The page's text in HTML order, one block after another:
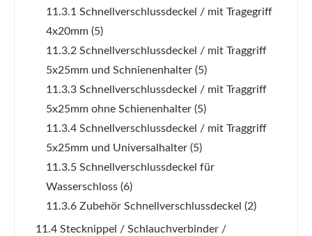
11.3.1 Schnellverschlussdeckel / mit Tragegriff
4x20mm (5)
11.3.2 Schnellverschlussdeckel / mit Traggriff
5x25mm und Schnienenhalter (5)
11.3.3 Schnellverschlussdeckel / mit Traggriff
5x25mm ohne Schienenhalter (5)
11.3.4 Schnellverschlussdeckel / mit Traggriff
5x25mm und Universalhalter (5)
11.3.5 Schnellverschlussdeckel für
Wasserschloss (6)
11.3.6 Zubehör Schnellverschlussdeckel (2)
11.4 Stecknippel / Schlauchverbinder /